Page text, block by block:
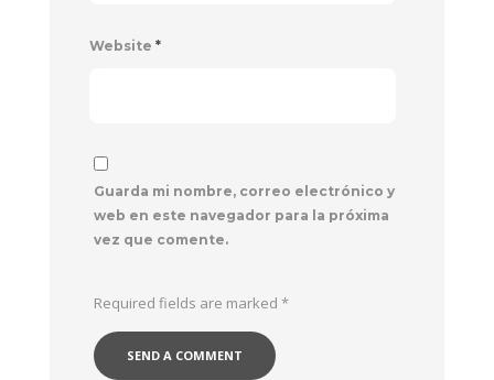
Website *
Guarda mi nombre, correo electrónico y
web en este navegador para la próxima
vez que comente.
Required fields are marked *